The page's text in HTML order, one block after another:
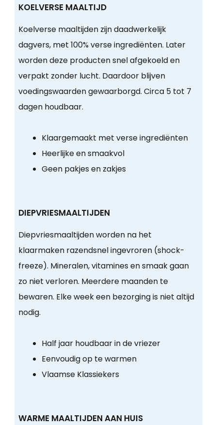
KOELVERSE MAALTIJD
Koelverse maaltijden zijn daadwerkelijk
dagvers, met 100% verse ingrediënten. Later
worden deze producten snel afgekoeld en
verpakt zonder lucht. Daardoor blijven
voedingswaarden gewaarborgd. Circa 5 tot 7
dagen houdbaar.
Klaargemaakt met verse ingrediënten
Heerlijke en smaakvol
Geen pakjes en zakjes
DIEPVRIESMAALTIJDEN
Diepvriesmaaltijden worden na het
klaarmaken razendsnel ingevroren (shock-
freeze). Mineralen, vitamines en smaak gaan
zo niet verloren. Meerdere maanden te
bewaren. Elke week een bezorging is niet altijd
nodig.
Half jaar houdbaar in de vriezer
Eenvoudig op te warmen
Vlaamse Klassiekers
WARME MAALTIJDEN AAN HUIS